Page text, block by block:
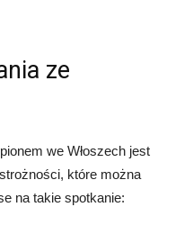
ze
we Włoszech jest
które można
na takie spotkanie: